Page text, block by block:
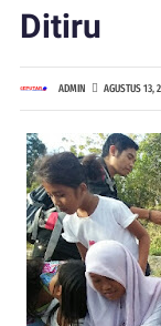
Ditiru
ADMIN AGUSTUS 13,